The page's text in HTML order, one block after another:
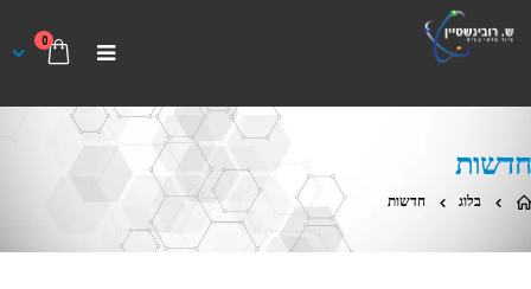
0
חדשות
בלוג חדשות